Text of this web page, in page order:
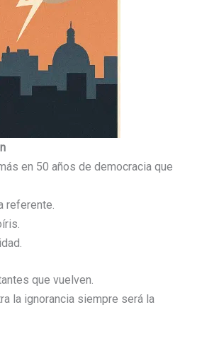
en 50 años de democracia que
referente.
que vuelven.
la ignorancia siempre será la